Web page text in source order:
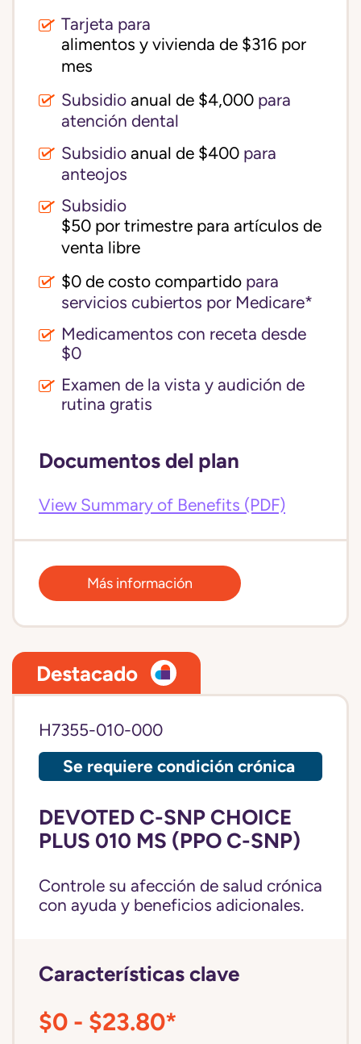
Tarjeta para
alimentos y vivienda de $316 por
mes
Subsidio anual de $4,000 para
atención dental
Subsidio anual de $400 para
anteojos
Subsidio
$50 por trimestre para artículos de
venta libre
$0 de costo compartido para
servicios cubiertos por Medicare*
Medicamentos con receta desde
$0
Examen de la vista y audición de
rutina gratis
Documentos del plan
View Summary of Benefits (PDF)
Más información
Destacado
H7355-010-000
Se requiere condición crónica
DEVOTED C-SNP CHOICE
PLUS 010 MS (PPO C-SNP)
Controle su afección de salud crónica
con ayuda y beneficios adicionales.
Características clave
$0 - $23.80*